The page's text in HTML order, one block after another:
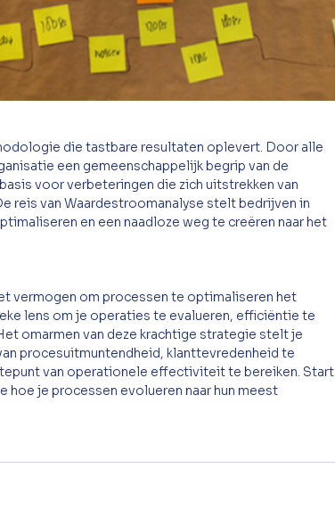
die tastbare resultaten oplevert. Door alle
een gemeenschappelijk begrip van de
voor verbeteringen die zich uitstrekken van
van Waardestroomanalyse stelt bedrijven in
en een naadloze weg te creëren naar het
vermogen om processen te optimaliseren het
lens om je operaties te evalueren, efficiëntie te
omarmen van deze krachtige strategie stelt je
procesuitmuntendheid, klanttevredenheid te
van operationele effectiviteit te bereiken. Start
hoe je processen evolueren naar hun meest